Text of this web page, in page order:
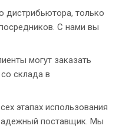
дистрибьютора, только
С нами вы
могут заказать
склада в
этапах использования
поставщик. Мы